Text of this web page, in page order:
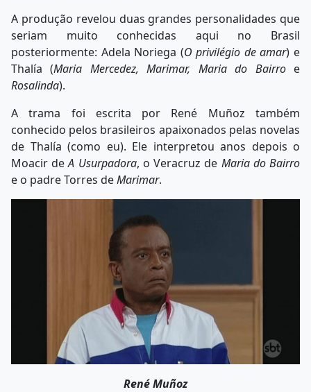
A produção revelou duas grandes personalidades que
seriam muito conhecidas aqui no Brasil
posteriormente: Adela Noriega (O privilégio de amar) e
Thalía (Maria Mercedez, Marimar, Maria do Bairro e
Rosalinda).
A trama foi escrita por René Muñoz também
conhecido pelos brasileiros apaixonados pelas novelas
de Thalía (como eu). Ele interpretou anos depois o
Moacir deA Usurpadora, o Veracruz de Maria do Bairro
e o padre Torres deMarimar.
René Muñoz